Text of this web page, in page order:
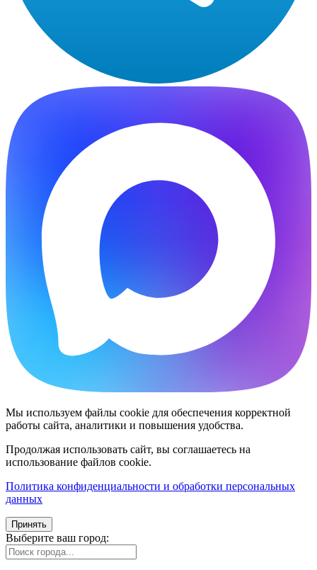
Мы используем файлы cookie для обеспечения корректной
работы сайта, аналитики и повышения удобства.
Продолжая использовать сайт, вы соглашаетесь на
использование файлов cookie.
Политика конфиденциальности и обработки персональных
данных
Принять
Выберите ваш город: